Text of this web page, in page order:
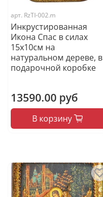
арт. RzTI-002.m
Инкрустированная
Икона Спас в силах
15х10см на
натуральном дереве, в
подарочной коробке
13590.00 руб
В корзину